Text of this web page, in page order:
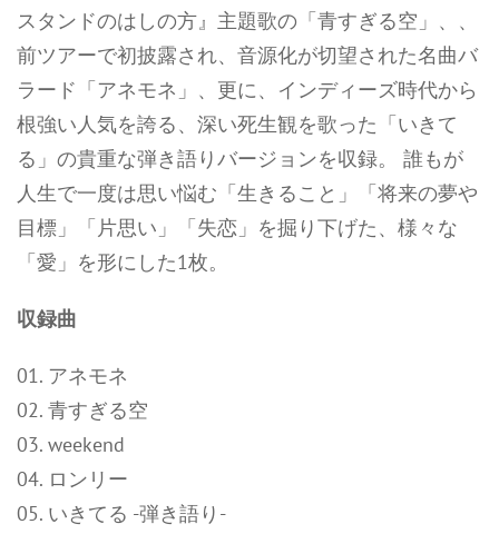
スタンドのはしの方』主題歌の「青すぎる空」、、
前ツアーで初披露され、音源化が切望された名曲バ
ラード「アネモネ」、更に、インディーズ時代から
根強い人気を誇る、深い死生観を歌った「いきて
る」の貴重な弾き語りバージョンを収録。 誰もが
人生で一度は思い悩む「生きること」「将来の夢や
目標」「片思い」「失恋」を掘り下げた、様々な
「愛」を形にした1枚。
収録曲
01. アネモネ
02. 青すぎる空
03. weekend
04. ロンリー
05. いきてる -弾き語り-